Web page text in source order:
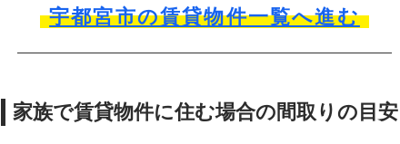
宇都宮市の賃貸物件一覧へ進む
家族で賃貸物件に住む場合の間取りの目安